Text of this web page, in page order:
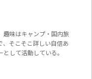
趣味はキャンプ・国内旅
そこそこ詳しい自信あ
して活動している。